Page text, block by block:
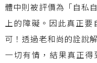
體中則被評價為「自私
上的障礙。因此真正要
可！透過老和尚的詮說
一切有情，結果真正